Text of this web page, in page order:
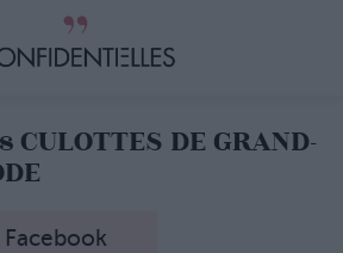
DE GRAND-
Facebook